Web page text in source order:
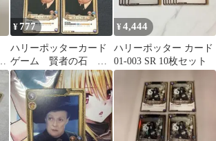
¥777
ハリーポッターカード
ゲーム 賢者の石 ネ
ビル・ロングボトム SR
ホイル＋SR
¥4,444
ハリーポッター カード
01-003 SR 10枚セット